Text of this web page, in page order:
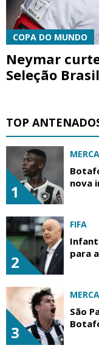
COPA DO MUNDO
Neymar
Seleção
TOP
1
nova
2
FIFA
para
3
São